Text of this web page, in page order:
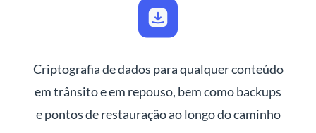
Criptografia de dados para qualquer conteúdo
em trânsito e em repouso, bem como backups
e pontos de restauração ao longo do caminho